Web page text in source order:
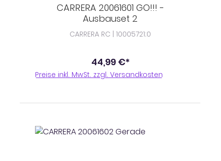
CARRERA 20061601 GO!!! -
Ausbauset 2
CARRERA RC | 10005721;0
44,99 €*
Preise inkl. MwSt. zzgl. Versandkosten